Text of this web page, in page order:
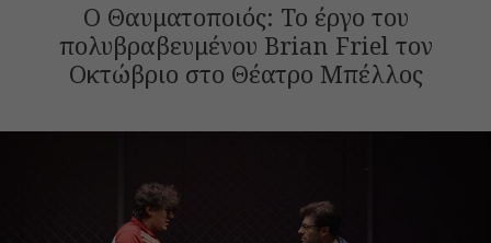
Ο Θαυματοποιός: Το έργο του
πολυβραβευμένου Brian Friel τον
Οκτώβριο στο Θέατρο Μπέλλος